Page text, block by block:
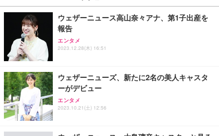
￥27,999
Sezlife オフィスチェア デスクチェア 疲れない テレ
ワーク チェア 強化バックレスト 30度ロッキング機
能 人間工学 椅子 腰サポート 90度跳ね上げ式アーム
務用 おしゃれ パソコンチェア (ブラック)
Sezlife オフィスチェア デスクチェア 疲れない テレ
ワーク チェア 強化バックレスト 30度ロッキング機
能 人間工学 椅子 腰サポート 90度跳ね上げ式アーム
￥109,572
【純正品】27"ゲーミングモニター DualSense 充電
フック付き（CFI-ZDM1J）
【整備済み品】Dell E2724HS 27インチ 液晶モニタ
ー フルHD（1920×1080）VA 非光沢 HDMI/DisplayP
ort/VGA スピーカー内蔵 高さ調整 スイベル VESA対
￥3,234
ネオ・ルーライフ ネオ・オムツ L 中型犬用 26枚入
り 単品
Smart Basic(スマートベーシック) 【Amazon.co.jp
限定】 Smart Basic アイリスオーヤマ ペットシーツ
超厚型 お徳用 ワイド 100枚入 (x 1) (ケース販売)
ウェザーニュース高山奈々アナ、第1子出産を
報告
エンタメ
2023.12.28(木) 16:51
ウェザーニューズ、新たに2名の美人キャスタ
ーがデビュー
エンタメ
2023.10.21(土) 12:56